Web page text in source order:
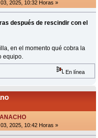
2025, 10:32 Horas »
después de rescindir con el
en el momento qué cobra la
equipo.
En línea
2025, 10:42 Horas »